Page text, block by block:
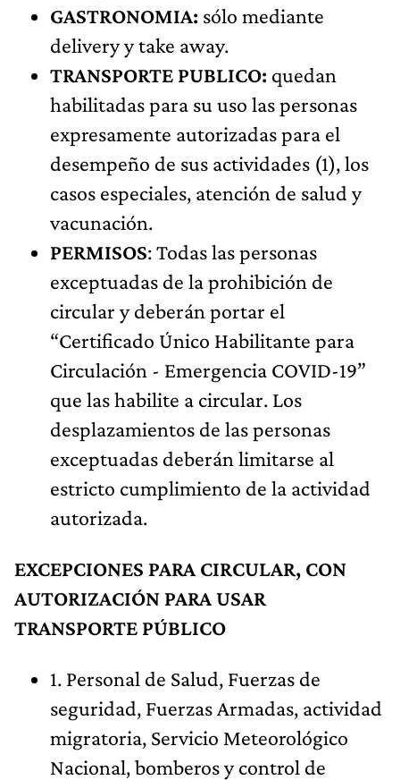
GASTRONOMIA: sólo mediante
delivery y take away.
TRANSPORTE PUBLICO: quedan
habilitadas para su uso las personas
expresamente autorizadas para el
desempeño de sus actividades (1), los
casos especiales, atención de salud y
vacunación.
PERMISOS: Todas las personas
exceptuadas de la prohibición de
circular y deberán portar el
“Certificado Único Habilitante para
Circulación - Emergencia COVID-19”
que las habilite a circular. Los
desplazamientos de las personas
exceptuadas deberán limitarse al
estricto cumplimiento de la actividad
autorizada.
EXCEPCIONES PARA CIRCULAR, CON
AUTORIZACIÓN PARA USAR
TRANSPORTE PÚBLICO
1. Personal de Salud, Fuerzas de
seguridad, Fuerzas Armadas, actividad
migratoria, Servicio Meteorológico
Nacional, bomberos y control de